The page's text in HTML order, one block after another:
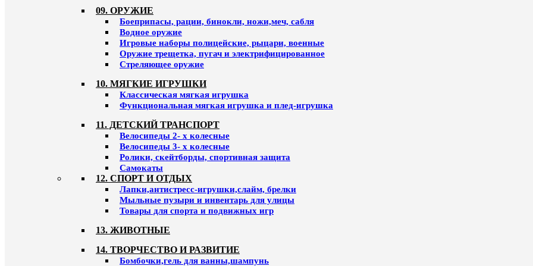
09. ОРУЖИЕ
Боеприпасы, рации, бинокли, ножи,меч, сабля
Водное оружие
Игровые наборы полицейские, рыцари, военные
Оружие трещетка, пугач и электрифицированное
Стреляющее оружие
10. МЯГКИЕ ИГРУШКИ
Классическая мягкая игрушка
Функциональная мягкая игрушка и плед-игрушка
11. ДЕТСКИЙ ТРАНСПОРТ
Велосипеды 2- х колесные
Велосипеды 3- х колесные
Ролики, скейтборды, спортивная защита
Самокаты
12. СПОРТ И ОТДЫХ
Лапки,антистресс-игрушки,слайм, брелки
Мыльные пузыри и инвентарь для улицы
Товары для спорта и подвижных игр
13. ЖИВОТНЫЕ
14. ТВОРЧЕСТВО И РАЗВИТИЕ
Бомбочки,гель для ванны,шампунь